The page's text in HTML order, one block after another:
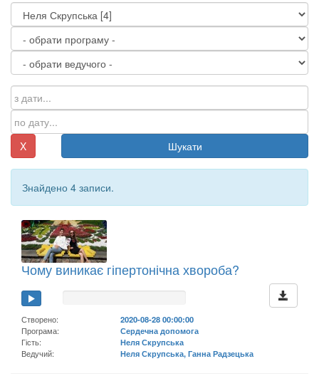
X Шукати
Знайдено 4 записи.
Чому виникає гіпертонічна хвороба?
Створено:
2020-08-28 00:00:00
Програма:
Сердечна допомога
Гість:
Неля Скрупська
Ведучий:
Неля Скрупська, Ганна Радзецька